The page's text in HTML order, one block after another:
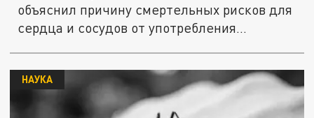
объяснил причину смертельных рисков для
сердца и сосудов от употребления...
НАУКА